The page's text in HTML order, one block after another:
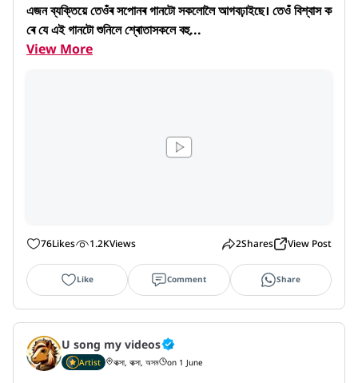
এজন ব্যক্তিয়ে তেওঁৰ সপোনৰ গানটো সকলোলৈ আগবঢ়াইছে। তেওঁ বিশ্বাস ক
ৰে যে এই গানটো শুনিলে শ্ৰোতাসকলে বহু...
View More
76Likes 1.2KViews 2Shares View Post
Like Comment Share
U song my videos
Artist বাক্সা, বাক্সা, অসম on 1 June